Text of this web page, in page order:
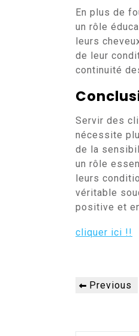
En plus de
un rôle
leurs
de leur
continuité
Servir des
nécessite
de la
un rôle
leurs
véritable
positive et
cliquer ici !!
de
Previous
Previous